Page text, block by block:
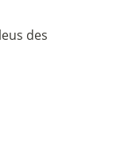
des